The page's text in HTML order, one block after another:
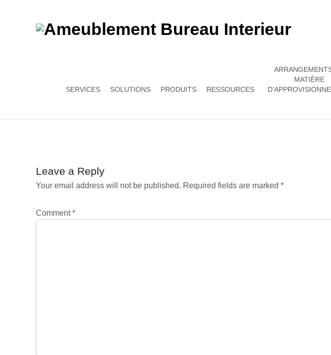
SERVICES SOLUTIONS PRODUITS RESSOURCES
MATIÈRE
Leave a Reply
Your email address will not be published. Required fields are marked *
Comment*